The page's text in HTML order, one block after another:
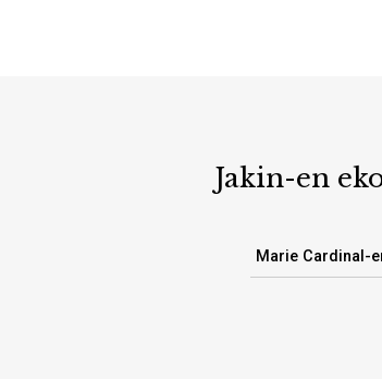
Jakin-en
Marie Cardinal-